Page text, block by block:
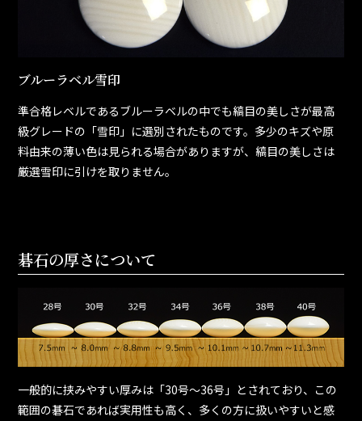
ブルーラベル雪印
準合格レベルであるブルーラベルの中でも縞目の美しさが最高
級グレードの「雪印」に選別されたものです。多少のキズや原
料由来の薄い色は見られる場合がありますが、縞目の美しさは
厳選雪印に引けを取りません。
碁石の厚さについて
一般的に挟みやすい厚みは「30号～36号」とされており、この
範囲の碁石であれば実用性も高く、多くの方に扱いやすいと感